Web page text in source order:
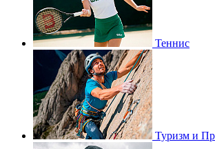
Теннис
Туризм и